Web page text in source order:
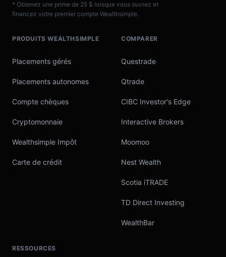
* Obtenez une prime de 25 $ lorsque vous ouvrez et
financez votre premier compte Wealthsimple.
PRODUITS WEALTHSIMPLE
Placements gérés
Placements autonomes
Compte chèques
Cryptomonnaie
Wealthsimple Impôt
Carte de crédit
COMPARER
Questrade
Qtrade
CIBC Investor's Edge
Interactive Brokers
Moomoo
Nest Wealth
Scotia iTRADE
TD Direct Investing
WealthBar
RESSOURCES